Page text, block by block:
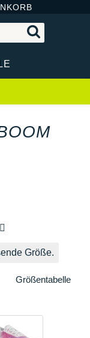
Größe.
Größentabelle